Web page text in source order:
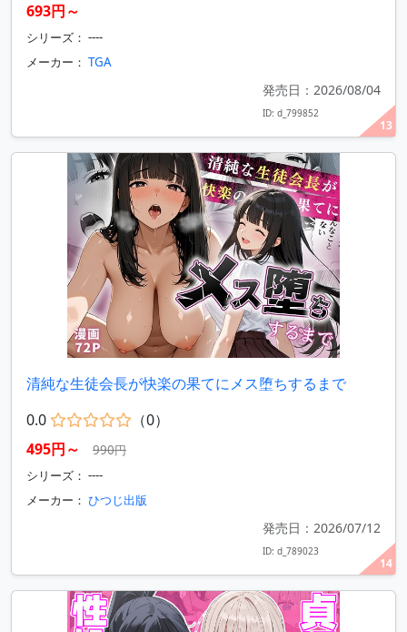
13
693円～
シリーズ： ----
メーカー： TGA
発売日：2026/08/04
ID: d_799852
14
清純な生徒会長が快楽の果てにメス堕ちするまで
0.0
（0）
495円～
990円
シリーズ： ----
メーカー： ひつじ出版
発売日：2026/07/12
ID: d_789023